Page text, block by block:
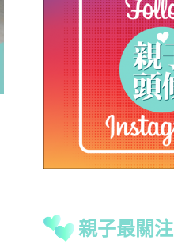
親子最關注